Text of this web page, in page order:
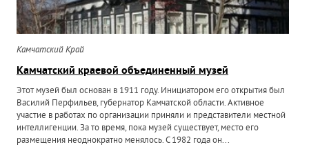
Камчатский Край
Камчатский краевой объединенный музей
Этот музей был основан в 1911 году. Инициатором его открытия был
Василий Перфильев, губернатор Камчатской области. Активное
участие в работах по организации приняли и представители местной
интеллигенции. За то время, пока музей существует, место его
размещения неоднократно менялось. С 1982 года он...